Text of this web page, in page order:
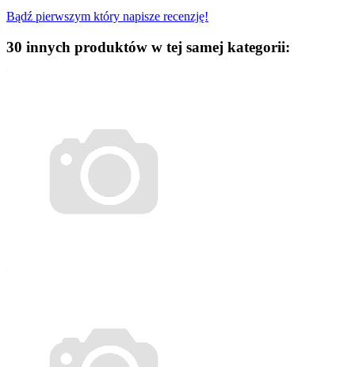
Bądź pierwszym który napisze recenzję!
30 innych produktów w tej samej kategorii: